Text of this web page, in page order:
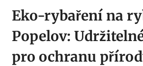
Eko-rybaření na
Popelov:
pro ochranu